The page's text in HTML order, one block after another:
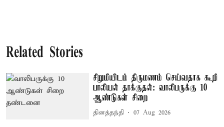
Related Stories
சிறுமியிடம் திருமணம் செய்வதாக கூறி
பாலியல் தாக்குதல்: வாலிபருக்கு 10
ஆண்டுகள் சிறை
தினத்தந்தி 07 Aug 2026